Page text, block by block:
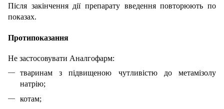
Після закінчення дії препарату введення повторюють по
показах.
Протипоказання
Не застосовувати Аналгофарм:
тваринам з підвищеною чутливістю до метамізолу
натрію;
котам;